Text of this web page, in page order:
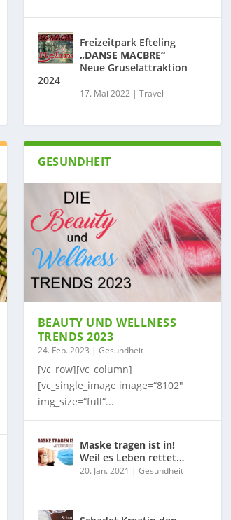
Freizeitpark Efteling
„DANSE MACBRE“
Neue Gruselattraktion
2024
17. Mai 2022| Travel
GESUNDHEIT
BEAUTY UND WELLNESS
TRENDS 2023
24. Feb. 2023 | Gesundheit
[vc_row][vc_column]
[vc_single_image image=“8102″
img_size=“full“...
Maske tragen ist in!
Weil es Leben rettet…
20. Jan. 2021 | Gesundheit